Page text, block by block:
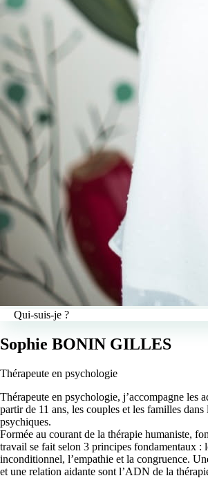
Qui-suis-je ?
Sophie BONIN GILLES
Thérapeute en psychologie
Thérapeute en psychologie, j’accompagne les
partir de 11 ans, les couples et les familles
psychiques.
Formée au courant de la thérapie humaniste,
travail se fait selon 3 principes fondamentaux :
inconditionnel, l’empathie et la congruence.
et une relation aidante sont l’ADN de la